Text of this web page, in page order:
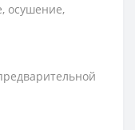
осушение,